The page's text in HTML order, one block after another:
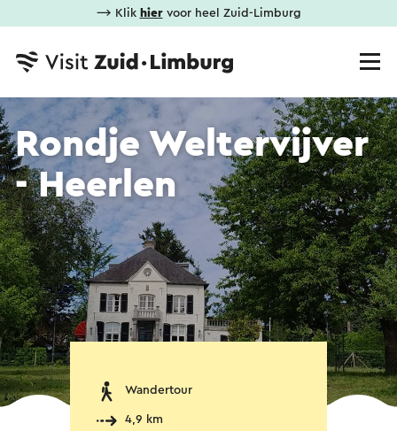
⟶ Klik hiervoor heel Zuid-Limburg
Rondje Weltervijver
- Heerlen
Wandertour
4,9 km